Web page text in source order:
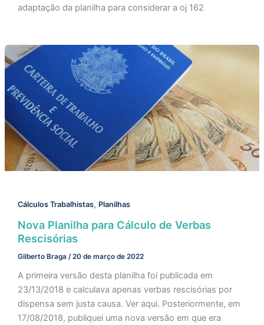
adaptação da planilha para considerar a oj 162
Cálculos Trabalhistas, Planilhas
Nova Planilha para Cálculo de Verbas
Rescisórias
Gilberto Braga /20 de março de 2022
A primeira versão desta planilha foi publicada em
23/13/2018 e calculava apenas verbas rescisórias por
dispensa sem justa causa. Ver aqui. Posteriormente, em
17/08/2018, publiquei uma nova versão em que era